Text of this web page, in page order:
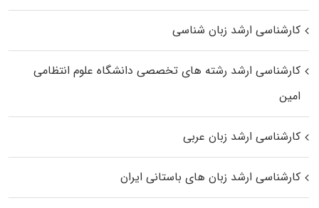
کارشناسی ارشد زبان شناسی
کارشناسی ارشد رﺷﺘﻪ ﻫﺎی تخصصی داﻧﺸﮕﺎه ﻋﻠﻮم انتظامی
اﻣﻴﻦ
کارشناسی ارشد زبان عربی
کارشناسی ارشد زبان‌ های باستانی ایران